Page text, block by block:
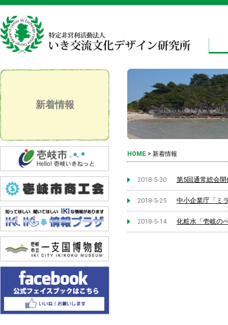
新着情報
HOME > 新着情報
2018-5-30 第5回通常総会開
2018-5-25 中小企業庁「ミ
2018-5-14 化粧水「壱岐の